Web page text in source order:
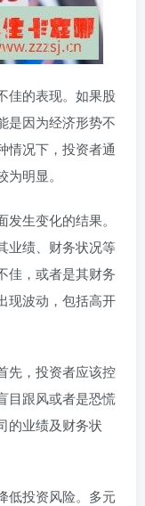
佳的表现。如果股
是因为经济形势不
情况下，投资者通
明显。
生变化的结果。
业绩、财务状况等
佳，或者是其财务
现波动，包括高开
先，投资者应该控
目跟风或者是恐慌
的业绩及财务状
低投资风险。多元